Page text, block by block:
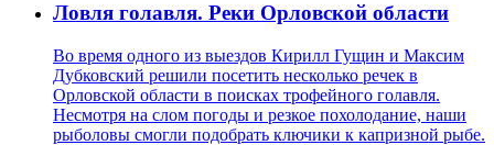
Ловля голавля. Реки Орловской области
Во время одного из выездов Кирилл Гущин и Максим
Дубковский решили посетить несколько речек в
Орловской области в поисках трофейного голавля.
Несмотря на слом погоды и резкое похолодание, наши
рыболовы смогли подобрать ключики к капризной рыбе.